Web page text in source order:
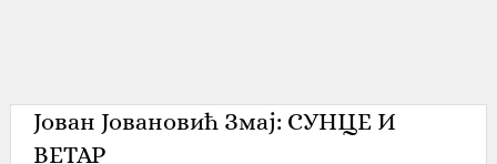
Јован Јовановић Змај: СУНЦЕ И
ВЕТАР